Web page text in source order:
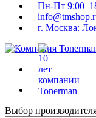
Пн-Пт
г. Москва:
Выбор